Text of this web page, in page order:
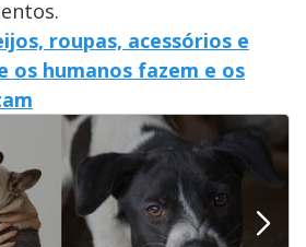
roupas, acessórios e
os humanos fazem e os